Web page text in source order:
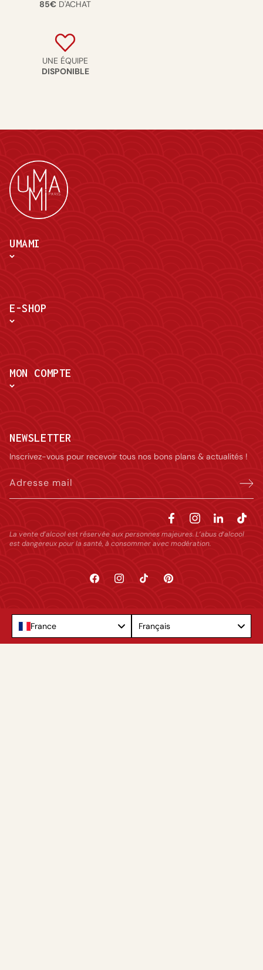
85€ D'ACHAT
UNE ÉQUIPE
DISPONIBLE
UMAMI
E-SHOP
MON COMPTE
NEWSLETTER
Inscrivez-vous pour recevoir tous nos bons plans & actualités !
Adresse mail
La vente d’alcool est réservée aux personnes majeures. L’abus d’alcool
est dangereux pour la santé, à consommer avec modération.
FacebookInstagramTikTok Pinterest
France Français